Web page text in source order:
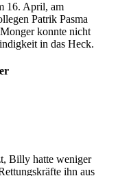
16. April, am
Patrik Pasma
konnte nicht
in das Heck.
Billy hatte weniger
ihn aus